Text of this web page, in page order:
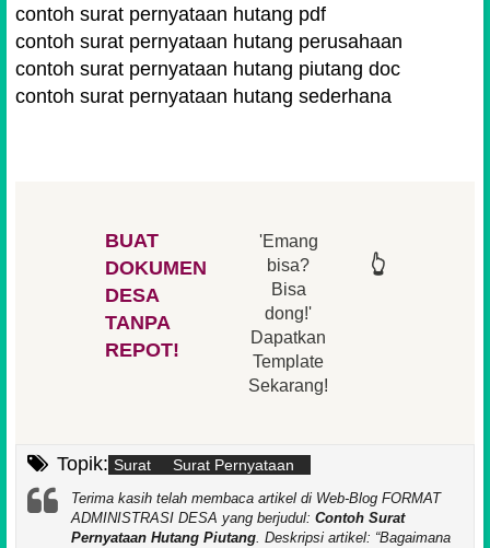
contoh surat pernyataan hutang pdf
contoh surat pernyataan hutang perusahaan
contoh surat pernyataan hutang piutang doc
contoh surat pernyataan hutang sederhana
BUAT
DOKUMEN
DESA
TANPA
REPOT!
'Emang
bisa?
Bisa
dong!'
Dapatkan
Template
Sekarang!
👆
Topik: Surat Surat Pernyataan
Terima kasih telah membaca artikel di Web-Blog FORMAT
ADMINISTRASI DESA yang berjudul: Contoh Surat
Pernyataan Hutang Piutang. Deskripsi artikel: Bagaimana